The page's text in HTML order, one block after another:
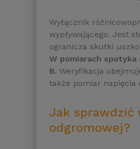
Wyłącznik
wypływającego. Jest
ogranicza skutki
W pomiarach spotyka
B. Weryfikacja
także pomiar napięcia
Jak sprawdzić
odgromowej?